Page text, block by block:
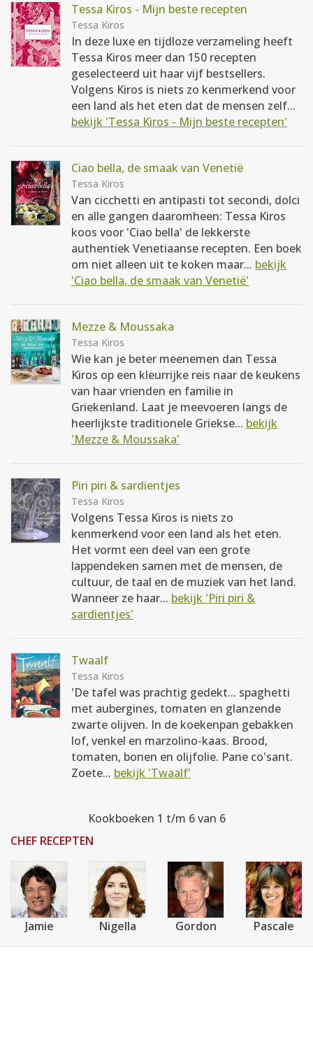
Tessa Kiros - Mijn beste recepten
Tessa Kiros
In deze luxe en tijdloze verzameling heeft
Tessa Kiros meer dan 150 recepten
geselecteerd uit haar vijf bestsellers.
Volgens Kiros is niets zo kenmerkend voor
een land als het eten dat de mensen zelf...
bekijk 'Tessa Kiros - Mijn beste recepten'
Ciao bella, de smaak van Venetië
Tessa Kiros
Van cicchetti en antipasti tot secondi, dolci
en alle gangen daaromheen: Tessa Kiros
koos voor 'Ciao bella' de lekkerste
authentiek Venetiaanse recepten. Een boek
om niet alleen uit te koken maar... bekijk
'Ciao bella, de smaak van Venetië'
Mezze & Moussaka
Tessa Kiros
Wie kan je beter meenemen dan Tessa
Kiros op een kleurrijke reis naar de keukens
van haar vrienden en familie in
Griekenland. Laat je meevoeren langs de
heerlijkste traditionele Griekse... bekijk
'Mezze & Moussaka'
Piri piri & sardientjes
Tessa Kiros
Volgens Tessa Kiros is niets zo
kenmerkend voor een land als het eten.
Het vormt een deel van een grote
lappendeken samen met de mensen, de
cultuur, de taal en de muziek van het land.
Wanneer ze haar... bekijk 'Piri piri &
sardientjes'
Twaalf
Tessa Kiros
'De tafel was prachtig gedekt... spaghetti
met aubergines, tomaten en glanzende
zwarte olijven. In de koekenpan gebakken
lof, venkel en marzolino-kaas. Brood,
tomaten, bonen en olijfolie. Pane co'sant.
Zoete... bekijk 'Twaalf'
Kookboeken 1 t/m 6 van 6
CHEF RECEPTEN
Jamie Nigella Gordon Pascale